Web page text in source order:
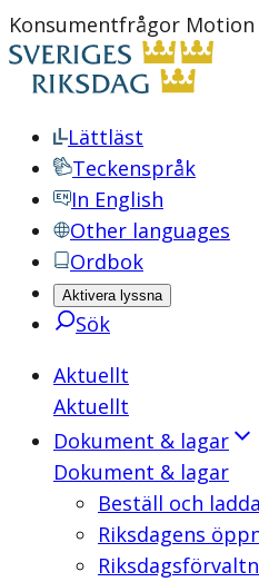
Konsumentfrågor Motion
Lättläst
Teckenspråk
In English
Other languages
Ordbok
Aktivera lyssna
Sök
Aktuellt
Aktuellt
Dokument & lagar
Dokument & lagar
Beställ och
Riksdagens